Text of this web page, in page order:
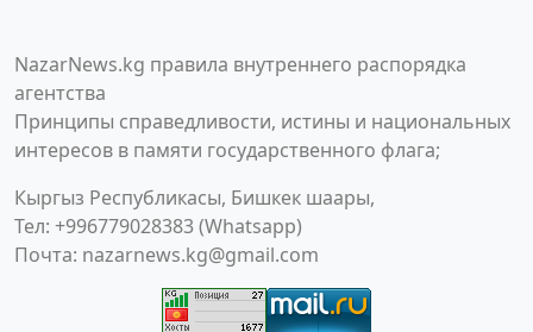
NazarNews.kg правила внутреннего распорядка
агентства
Принципы справедливости, истины и национальных
интересов в памяти государственного флага;
Кыргыз Республикасы, Бишкек шаары,
Тел: +996779028383 (Whatsapp)
Почта: nazarnews.kg@gmail.com